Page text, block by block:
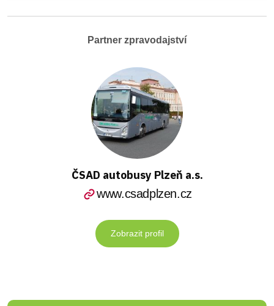
Partner zpravodajství
ČSAD autobusy Plzeň a.s.
www.csadplzen.cz
Zobrazit profil